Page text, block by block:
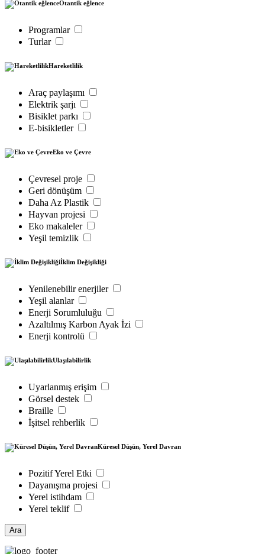
Otantik eğlence
Programlar
Turlar
Hareketlilik
Araç paylaşımı
Elektrik şarjı
Bisiklet parkı
E-bisikletler
Eko ve Çevre
Çevresel proje
Geri dönüşüm
Daha Az Plastik
Hayvan projesi
Eko makaleler
Yeşil temizlik
İklim Değişikliği
Yenilenebilir enerjiler
Yeşil alanlar
Enerji Sorumluluğu
Azaltılmış Karbon Ayak İzi
Enerji kontrolü
Ulaşılabilirlik
Uyarlanmış erişim
Görsel destek
Braille
İşitsel rehberlik
Küresel Düşün, Yerel Davran
Pozitif Yerel Etki
Dayanışma projesi
Yerel istihdam
Yerel teklif
Ara